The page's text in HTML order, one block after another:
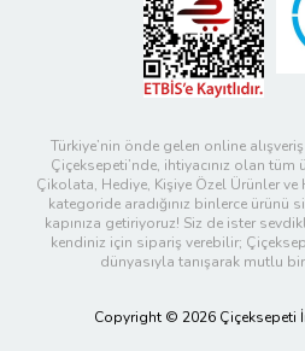
Türkiye’nin önde gelen online
Çiçeksepeti’nde, ihtiyacınız olan
Çikolata, Hediye, Kişiye Özel Ürünler
kategoride aradığınız binlerce ürünü
kapınıza getiriyoruz! Siz de ister
kendiniz için sipariş verebilir;
dünyasıyla tanışarak mutlu
Copyright © 2026 Çiçeksepeti